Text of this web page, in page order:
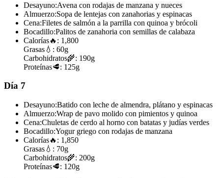
Desayuno:Avena con rodajas de manzana y nueces
Almuerzo:Sopa de lentejas con zanahorias y espinacas
Cena:Filetes de salmón a la parrilla con quinoa y brócoli
Bocadillo:Palitos de zanahoria con semillas de calabaza
Calorías🔥: 1,800
Grasas 💧: 60g
Carbohidratos🌾: 190g
Proteínas🥩: 125g
Día 7
Desayuno:Batido con leche de almendra, plátano y espinacas
Almuerzo:Wrap de pavo molido con pimientos y quinoa
Cena:Chuletas de cerdo al horno con batatas y judías verdes
Bocadillo:Yogur griego con rodajas de manzana
Calorías🔥: 1,850
Grasas 💧: 70g
Carbohidratos🌾: 200g
Proteínas🥩: 120g